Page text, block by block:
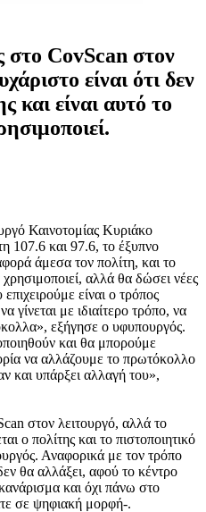
στο CovScan στον
είναι ότι δεν
και είναι αυτό το
Καινοτομίας Κυριάκο
107.6 και 97.6, το έξυπνο
άμεσα τον πολίτη, και το
αλλά θα δώσει νέες
είναι ο τρόπος
με ιδιαίτερο τρόπο, να
εξήγησε ο υφυπουργός.
και θα μπορούμε
να αλλάζουμε το πρωτόκολλο
και υπάρξει αλλαγή του»,
στον λειτουργό, αλλά το
ο πολίτης και το πιστοποιητικό
Αναφορικά με τον τρόπο
θα αλλάξει, αφού το κέντρο
και όχι πάνω στο
σε ψηφιακή μορφή-.